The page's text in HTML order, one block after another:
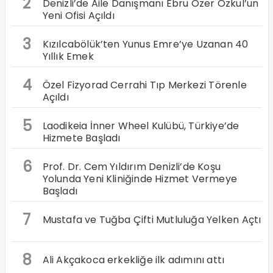
Denizli’de Aile Danışmanı Ebru Özer Özkul’un
Yeni Ofisi Açıldı
3
Kızılcabölük’ten Yunus Emre’ye Uzanan 40
Yıllık Emek
4
Özel Fizyorad Cerrahi Tıp Merkezi Törenle
Açıldı
5
Laodikeia İnner Wheel Kulübü, Türkiye’de
Hizmete Başladı
6
Prof. Dr. Cem Yıldırım Denizli’de Koşu
Yolunda Yeni Kliniğinde Hizmet Vermeye
Başladı
7 Mustafa ve Tuğba Çifti Mutluluğa Yelken Açtı
8 Ali Akçakoca erkekliğe ilk adımını attı